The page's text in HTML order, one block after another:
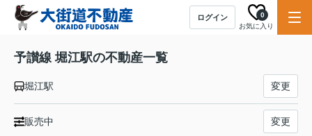
ログイン
お気に入り
0
予讃線 堀江駅の不動産一覧
堀江駅 変更
販売中 変更